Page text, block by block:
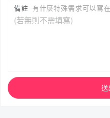
備註 有什麼特殊需求可以寫
送